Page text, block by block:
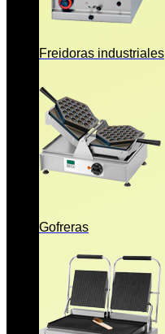
Freidoras industriales
Gofreras